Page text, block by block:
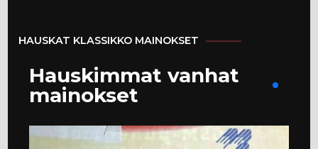
HAUSKAT KLASSIKKO MAINOKSET
Hauskimmat vanhat
mainokset